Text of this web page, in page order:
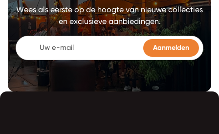
Wees als eerste op de hoogte van nieuwe collecties
en exclusieve aanbiedingen.
Uw e-mail